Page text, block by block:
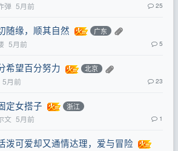
弹 5月前 25
随缘，顺其自然 广东
5月前 5
希望百分努力 北京
5月前 23
定女搭子 浙江
文 5月前 1
泼可爱却又通情达理，爱与冒险